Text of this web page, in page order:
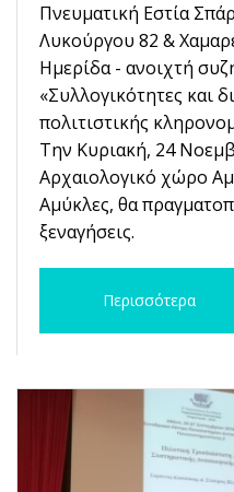
Πνευματική Εστία
Λυκούργου 82 &
Ημερίδα - ανοιχτή
«Συλλογικότητες και
πολιτιστικής
Την Κυριακή, 24
Αρχαιολογικό χώρο
Αμύκλες, θα
ξεναγήσεις.
Περισσότερα